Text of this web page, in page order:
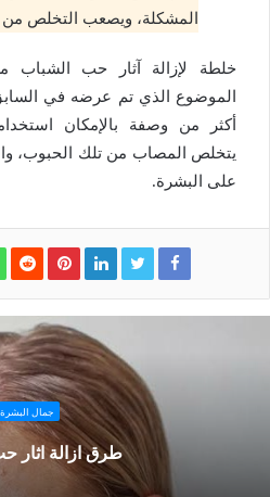
المشكلة، ويصعب التخلص
خلطة لإزالة آثار حب
الموضوع الذي تم عرضه في
أكثر من وصفة بالإمكان
يتخلص المصاب من تلك الحبوب،
على البشرة.
جمال البشرة
طرق ازالة اثار